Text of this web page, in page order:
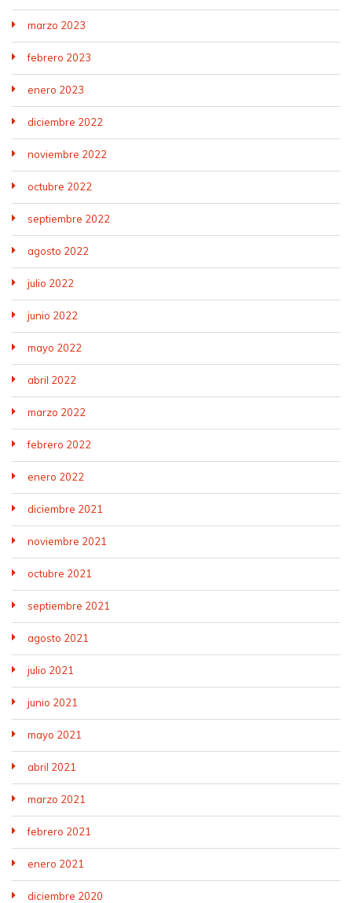
marzo 2023
febrero 2023
enero 2023
diciembre 2022
noviembre 2022
octubre 2022
septiembre 2022
agosto 2022
julio 2022
junio 2022
mayo 2022
abril 2022
marzo 2022
febrero 2022
enero 2022
diciembre 2021
noviembre 2021
octubre 2021
septiembre 2021
agosto 2021
julio 2021
junio 2021
mayo 2021
abril 2021
marzo 2021
febrero 2021
enero 2021
diciembre 2020